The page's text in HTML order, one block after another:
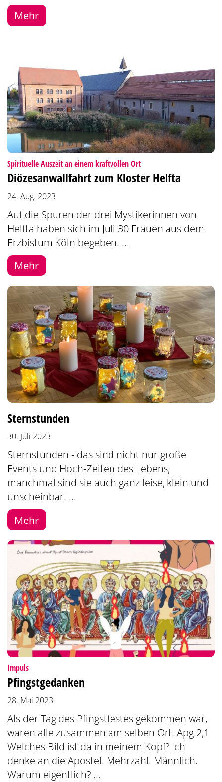
Mehr
Spirituelle Auszeit an einem kraftvollen Ort:
Diözesanwallfahrt zum Kloster Helfta
24. Aug. 2023
Auf die Spuren der drei Mystikerinnen von
Helfta haben sich im Juli 30 Frauen aus dem
Erzbistum Köln begeben. ...
Mehr
:Sternstunden
30. Juli 2023
Sternstunden - das sind nicht nur große
Events und Hoch-Zeiten des Lebens,
manchmal sind sie auch ganz leise, klein und
unscheinbar. ...
Mehr
Impuls:
Pfingstgedanken
28. Mai 2023
Als der Tag des Pfingstfestes gekommen war,
waren alle zusammen am selben Ort. Apg 2,1
Welches Bild ist da in meinem Kopf? Ich
denke an die Apostel. Mehrzahl. Männlich.
Warum eigentlich? ...